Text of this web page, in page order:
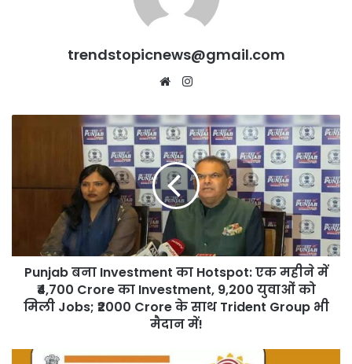
trendstopicnews@gmail.com
Website
Hotspot:
₹4,700
Crore
Investment,
को
Punjab बना Investment का Hotspot: एक महीने में
₹4,700 Crore का Investment, 9,200 युवाओं को
मिली Jobs; ₹2000 Crore के साथ Trident Group भी
मैदान में!
December